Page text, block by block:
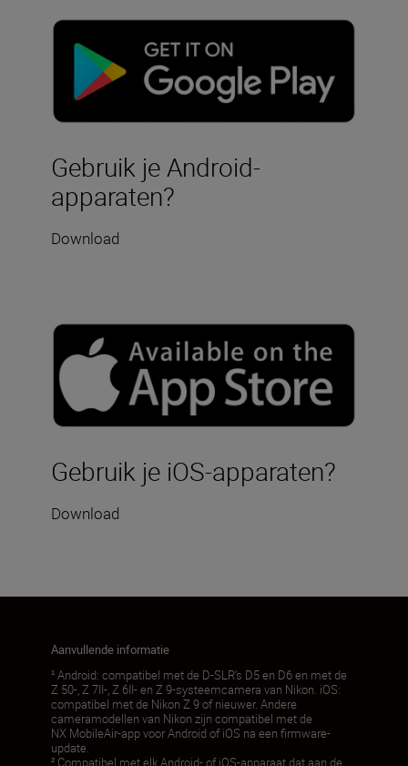
Gebruik je Android-
apparaten?
Download
Gebruik je iOS-apparaten?
Download
Aanvullende informatie
¹ Android: compatibel met de D-SLR’s D5 en D6 en met de
Z 50-, Z 7II-, Z 6II- en Z 9-systeemcamera van Nikon. iOS:
compatibel met de Nikon Z 9 of nieuwer. Andere
cameramodellen van Nikon zijn compatibel met de
NX MobileAir-app voor Android of iOS na een firmware-
update.
² Compatibel met elk Android- of iOS-apparaat dat aan de